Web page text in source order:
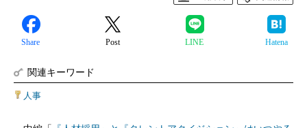
Share Post LINE Hatena
関連キーワード
人事